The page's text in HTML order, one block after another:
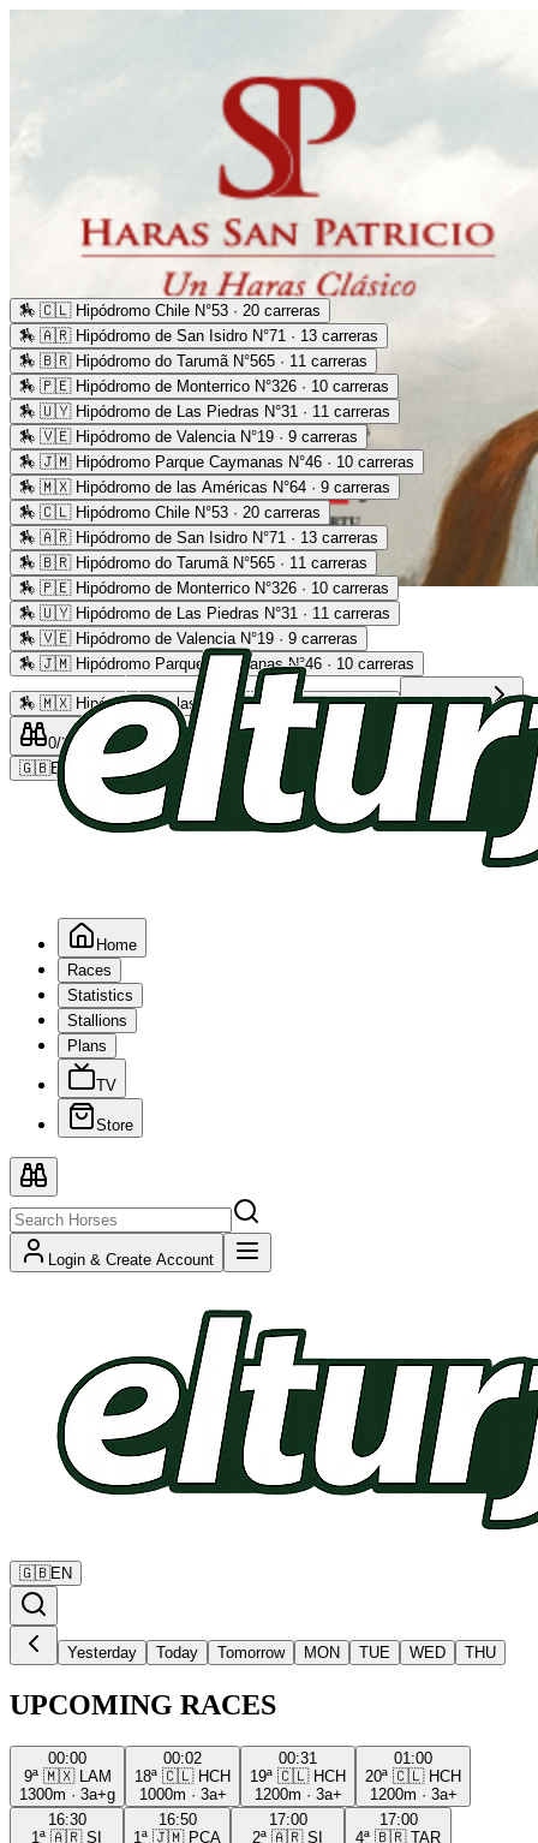
Advertising
🏇 🇨🇱 Hipódromo Chile N°53 · 20 carreras
🏇 🇦🇷 Hipódromo de San Isidro N°71 · 13 carreras
🏇 🇧🇷 Hipódromo do Tarumã N°565 · 11 carreras
🏇 🇵🇪 Hipódromo de Monterrico N°326 · 10 carreras
🏇 🇺🇾 Hipódromo de Las Piedras N°31 · 11 carreras
🏇 🇻🇪 Hipódromo de Valencia N°19 · 9 carreras
🏇 🇯🇲 Hipódromo Parque Caymanas N°46 · 10 carreras
🏇 🇲🇽 Hipódromo de las Américas N°64 · 9 carreras
🏇 🇨🇱 Hipódromo Chile N°53 · 20 carreras
🏇 🇦🇷 Hipódromo de San Isidro N°71 · 13 carreras
🏇 🇧🇷 Hipódromo do Tarumã N°565 · 11 carreras
🏇 🇵🇪 Hipódromo de Monterrico N°326 · 10 carreras
🏇 🇺🇾 Hipódromo de Las Piedras N°31 · 11 carreras
🏇 🇻🇪 Hipódromo de Valencia N°19 · 9 carreras
🏇 🇯🇲 Hipódromo Parque Caymanas N°46 · 10 carreras
🏇 🇲🇽 Hipódromo de las Américas N°64 · 9 carreras Read more
0/2 0/5
🇬🇧EN
Home
Races
Statistics
Stallions
Plans
TV
Store
Login & Create Account
🇬🇧EN
Yesterday Today Tomorrow MON TUE WED THU
UPCOMING RACES
00:00
9ª 🇲🇽
LAM
1300m · 3a+g
00:02
18ª 🇨🇱 HCH
1000m · 3a+
00:31
19ª 🇨🇱 HCH
1200m · 3a+
01:00
20ª 🇨🇱 HCH
1200m · 3a+
16:30
1ª 🇦🇷 SI
16:50
1ª 🇯🇲 PCA
17:00
2ª 🇦🇷 SI
17:00
4ª 🇧🇷 TAR